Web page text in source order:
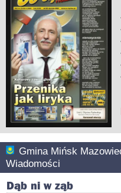
Gmina Mińsk
Wiadomości
Dąb ni w ząb